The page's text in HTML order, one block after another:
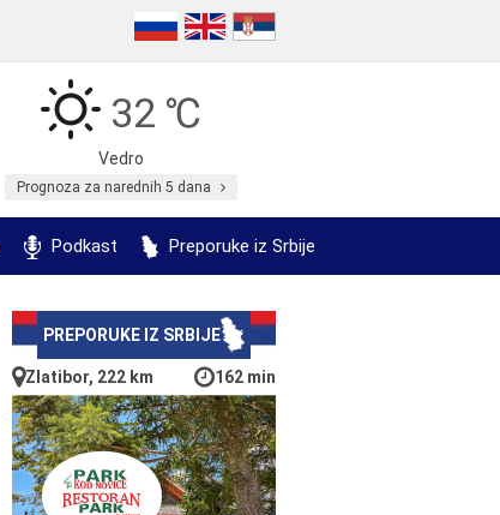
32 ℃
Vedro
Prognoza za narednih 5 dana
Podkast Preporuke iz Srbije
PREPORUKE IZ SRBIJE
Zlatibor, 222 km 162 min